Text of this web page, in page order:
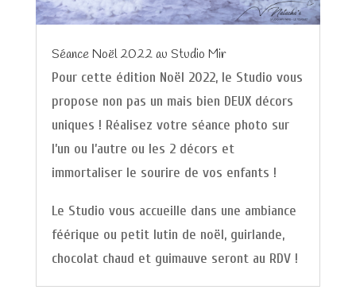
Séance Noël 2022 au Studio Mir
Pour cette édition Noël 2022, le Studio vous
propose non pas un mais bien DEUX décors
uniques ! Réalisez votre séance photo sur
l’un ou l’autre ou les 2 décors et
immortaliser le sourire de vos enfants !
Le Studio vous accueille dans une ambiance
féérique ou petit lutin de noël, guirlande,
chocolat chaud et guimauve seront au RDV !